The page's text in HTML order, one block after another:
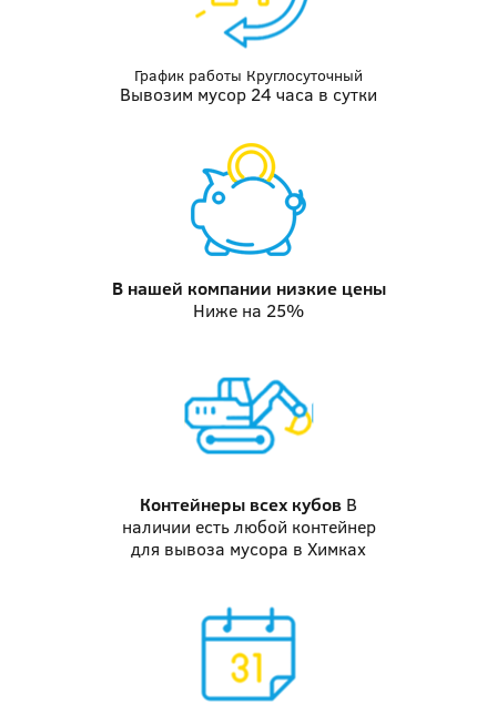
График работы Круглосуточный
Вывозим мусор 24 часа в сутки
В нашей компании низкие цены
Ниже на 25%
Контейнеры всех кубов В
наличии есть любой контейнер
для вывоза мусора в Химках